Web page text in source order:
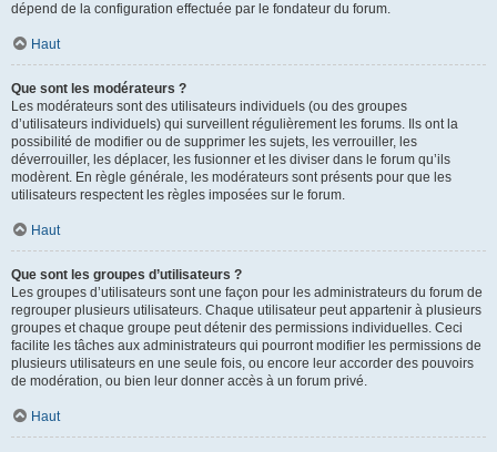
dépend de la configuration effectuée par le fondateur du forum.
Haut
Que sont les modérateurs ?
Les modérateurs sont des utilisateurs individuels (ou des groupes
d’utilisateurs individuels) qui surveillent régulièrement les forums. Ils ont la
possibilité de modifier ou de supprimer les sujets, les verrouiller, les
déverrouiller, les déplacer, les fusionner et les diviser dans le forum qu’ils
modèrent. En règle générale, les modérateurs sont présents pour que les
utilisateurs respectent les règles imposées sur le forum.
Haut
Que sont les groupes d’utilisateurs ?
Les groupes d’utilisateurs sont une façon pour les administrateurs du forum de
regrouper plusieurs utilisateurs. Chaque utilisateur peut appartenir à plusieurs
groupes et chaque groupe peut détenir des permissions individuelles. Ceci
facilite les tâches aux administrateurs qui pourront modifier les permissions de
plusieurs utilisateurs en une seule fois, ou encore leur accorder des pouvoirs
de modération, ou bien leur donner accès à un forum privé.
Haut